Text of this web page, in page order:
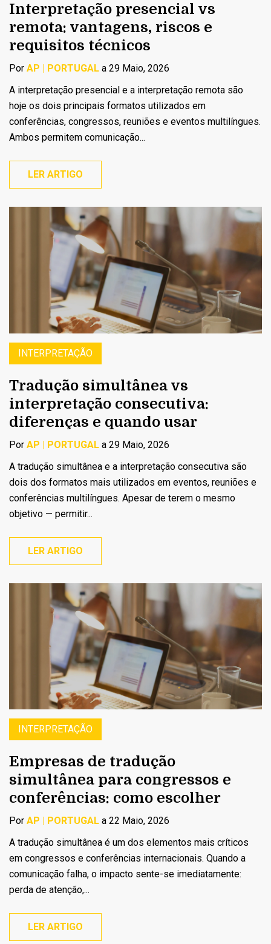
Interpretação presencial vs
remota: vantagens, riscos e
requisitos técnicos
Por AP | PORTUGAL a 29 Maio, 2026
A interpretação presencial e a interpretação remota são
hoje os dois principais formatos utilizados em
conferências, congressos, reuniões e eventos multilíngues.
Ambos permitem comunicação...
LER ARTIGO
INTERPRETAÇÃO
Tradução simultânea vs
interpretação consecutiva:
diferenças e quando usar
Por AP | PORTUGAL a 29 Maio, 2026
A tradução simultânea e a interpretação consecutiva são
dois dos formatos mais utilizados em eventos, reuniões e
conferências multilíngues. Apesar de terem o mesmo
objetivo — permitir...
LER ARTIGO
INTERPRETAÇÃO
Empresas de tradução
simultânea para congressos e
conferências: como escolher
Por AP | PORTUGAL a 22 Maio, 2026
A tradução simultânea é um dos elementos mais críticos
em congressos e conferências internacionais. Quando a
comunicação falha, o impacto sente-se imediatamente:
perda de atenção,...
LER ARTIGO